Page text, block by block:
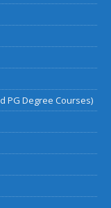
PG Degree Courses)